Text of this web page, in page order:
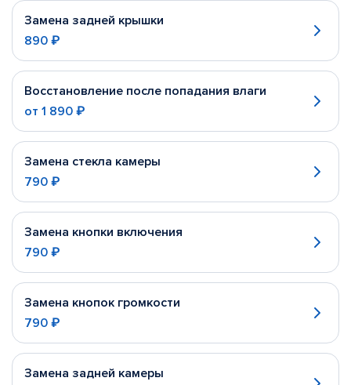
Замена задней крышки
890 ₽
Восстановление после попадания влаги
от 1 890 ₽
Замена стекла камеры
790 ₽
Замена кнопки включения
790 ₽
Замена кнопок громкости
790 ₽
Замена задней камеры